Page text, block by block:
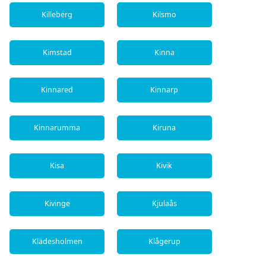
Killeberg Kilsmo
Kimstad Kinna
Kinnared Kinnarp
Kinnarumma Kiruna
Kisa Kivik
Kivinge Kjulaås
Klädesholmen Klågerup